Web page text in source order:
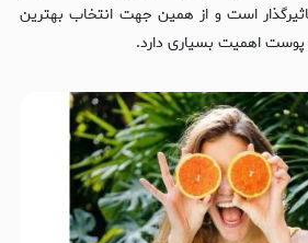
است و از همین جهت انتخاب بهترین
اهمیت بسیاری دارد.